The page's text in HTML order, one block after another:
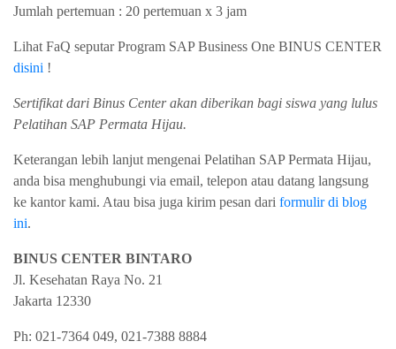
Jumlah pertemuan : 20 pertemuan x 3 jam
Lihat FaQ seputar Program SAP Business One BINUS CENTER
disini !
Sertifikat dari Binus Center akan diberikan bagi siswa yang lulus
Pelatihan SAP Permata Hijau.
Keterangan lebih lanjut mengenai Pelatihan SAP Permata Hijau,
anda bisa menghubungi via email, telepon atau datang langsung
ke kantor kami. Atau bisa juga kirim pesan dari formulir di blog
ini.
BINUS CENTER BINTARO
Jl. Kesehatan Raya No. 21
Jakarta 12330
Ph: 021-7364 049, 021-7388 8884